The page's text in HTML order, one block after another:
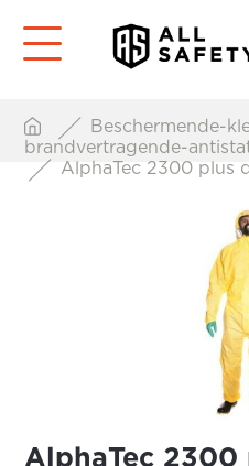
Beschermende-
brandvertragende-
AlphaTec 2300 plus
AlphaTec 2300